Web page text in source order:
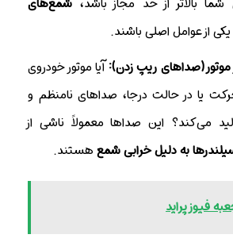
یکی از عوامل اصلی باشند.
(صداهای ریپ زدن):آیا موتور خودروی
یا در حالت درجا، صداهای نامنظم و
می‌کند؟ این صداها معمولاً ناشی از
به دلیل خرابی شمعهستند.
فیوز پراید